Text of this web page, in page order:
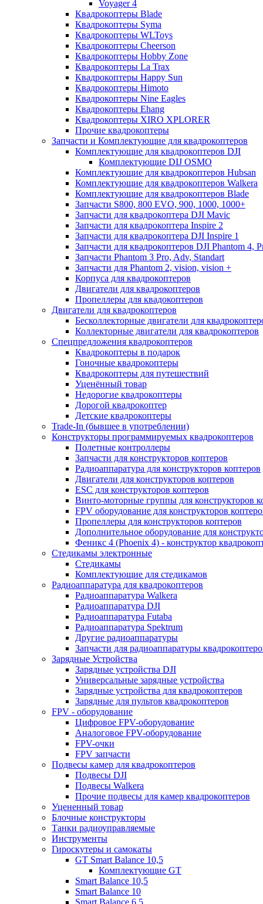
Voyager 4
Квадрокоптеры Blade
Квадрокоптеры Syma
Квадрокоптеры WLToys
Квадрокоптеры Cheerson
Квадрокоптеры Hobby Zone
Квадрокоптеры La Trax
Квадрокоптеры Happy Sun
Квадрокоптеры Himoto
Квадрокоптеры Nine Eagles
Квадрокоптеры Ehang
Квадрокоптеры XIRO XPLORER
Прочие квадрокоптеры
Запчасти и Комплектующие для квадрокоптеров
Комплектующие для квадрокоптеров DJI
Комплектующие DIJ OSMO
Комплектующие для квадрокоптеров Hubsan
Комплектующие для квадрокоптеров Walkera
Комплектующие для квадрокоптеров Blade
Запчасти S800, 800 EVO, 900, 1000, 1000+
Запчасти для квадрокоптера DJI Mavic
Запчасти для квадрокоптера Inspire 2
Запчасти для квадрокоптера DJI Inspire 1
Запчасти для квадрокоптеров DJI Phantom 4,
Запчасти Phantom 3 Pro, Adv, Standart
Запчасти для Phantom 2, vision, vision +
Корпуса для квадрокоптеров
Двигатели для квадрокоптеров
Пропеллеры для квадокоптеров
Двигатели для квадрокоптеров
Бесколлекторные двигатели для
Коллекторные двигатели для квадрокоптеров
Спецпредложения квадрокоптеров
Квадрокоптеры в подарок
Гоночные квадрокоптеры
Квадрокоптеры для путешествий
Уценённый товар
Недорогие квадрокоптеры
Дорогой квадрокоптер
Детские квадрокоптеры
Trade-In (бывшее в употреблении)
Конструкторы программируемых квадрокоптеров
Полетные контроллеры
Запчасти для конструкторов коптеров
Радиоаппаратура для конструкторов коптеров
Двигатели для конструкторов коптеров
ESC для конструкторов коптеров
Винто-моторные группы для конструкторов
FPV оборудование для конструкторов
Пропеллеры для конструкторов коптеров
Дополнительное оборудование для
Феникс 4 (Phoenix 4) - конструктор
Cтедикамы электронные
Стедикамы
Комплектующие для стедикамов
Радиоаппаратура для квадрокоптеров
Радиоаппаратура Walkera
Радиоаппаратура DJI
Радиоаппаратура Futaba
Радиоаппаратура Spektrum
Другие радиоаппаратуры
Запчасти для радиоаппаратуры
Зарядные Устройства
Зарядные устройства DJI
Универсальные зарядные устройства
Зарядные устройства для квадрокоптеров
Зарядные для пультов квадрокоптеров
FPV - оборудование
Цифровое FPV-оборудование
Аналоговое FPV-оборудование
FPV-очки
FPV запчасти
Подвесы камер для квадрокоптеров
Подвесы DJI
Подвесы Walkera
Прочие подвесы для камер квадрокоптеров
Уцененный товар
Блочные конструкторы
Танки радиоуправляемые
Инструменты
Гироскутеры и самокаты
GT Smart Balance 10,5
Комплектующие GT
Smart Balance 10,5
Smart Balance 10
Smart Balance 6,5